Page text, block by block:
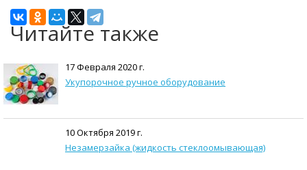
Читайте также
17 Февраля 2020 г.
Укупорочное ручное оборудование
10 Октября 2019 г.
Незамерзайка (жидкость стеклоомывающая)